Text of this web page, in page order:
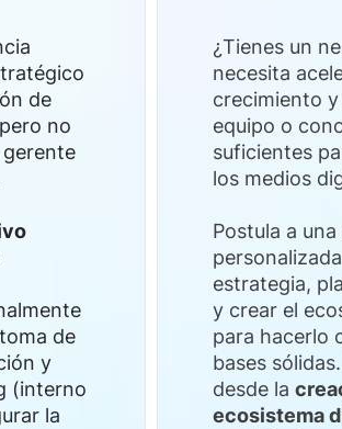
de
no
de
y
(interno
la
¿Tienes un
necesita
crecimiento
equipo o
suficientes
los medios
Postula a una
estrategia,
y crear el
para hacerlo
bases
desde la
ecosistema